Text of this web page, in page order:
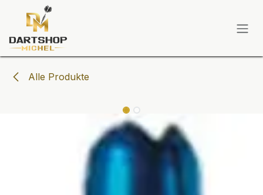
Zum Inhalt springen
Alle Produkte